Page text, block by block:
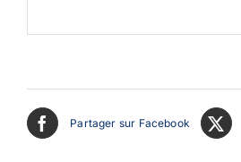
Partager sur Facebook